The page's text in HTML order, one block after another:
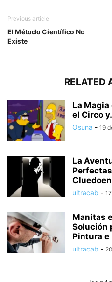
Previous article
El Método Científico No
Existe
RELATED
La Magia
el Circo
Osuna - 19
La
ultracab -
Manitas
Solución
Pintura
ultracab -